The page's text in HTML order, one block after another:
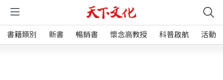
書籍類別 新書 暢銷書 懷念高教授 科普啟航 活動